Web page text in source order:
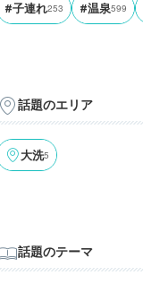
#子連れ253 #温泉599
話題のエリア
大洗5
話題のテーマ